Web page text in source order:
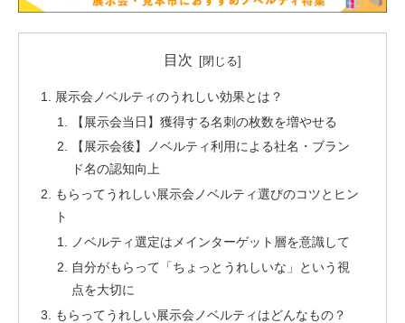
目次
展示会ノベルティのうれしい効果とは？
【展示会当日】獲得する名刺の枚数を増やせる
【展示会後】ノベルティ利用による社名・ブラン
ド名の認知向上
もらってうれしい展示会ノベルティ選びのコツとヒン
ト
ノベルティ選定はメインターゲット層を意識して
自分がもらって「ちょっとうれしいな」という視
点を大切に
もらってうれしい展示会ノベルティはどんなもの？